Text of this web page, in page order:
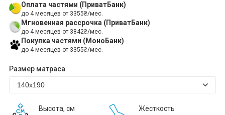
Оплата частями (ПриватБанк)
до 4 месяцев от 3355₴/мес.
Мгновенная рассрочка (ПриватБанк)
до 4 месяцев от 3842₴/мес.
Покупка частями (МоноБанк)
до 4 месяцев от 3355₴/мес.
Размер матраса
Высота, см Жесткость